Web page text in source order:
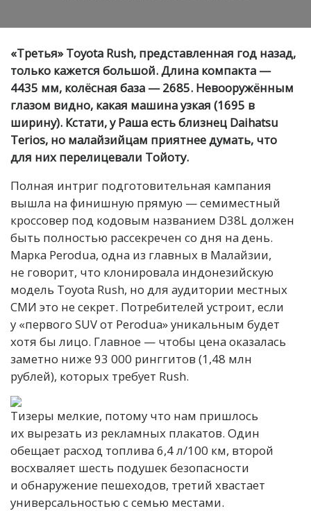
«Третья» Toyota Rush, представленная год назад,
только кажется большой. Длина компакта —
4435 мм, колёсная база — 2685. Невооружённым
глазом видно, какая машина узкая (1695 в
ширину). Кстати, у Раша есть близнец Daihatsu
Terios, но малайзийцам приятнее думать, что
для них перелицевали Тойоту.
Полная интриг подготовительная кампания
вышла на финишную прямую — семиместный
кроссовер под кодовым названием D38L должен
быть полностью рассекречен со дня на день.
Марка Perodua, одна из главных в Малайзии,
не говорит, что клонировала индонезийскую
модель Toyota Rush, но для аудитории местных
СМИ это не секрет. Потребителей устроит, если
у «первого SUV от Perodua» уникальным будет
хотя бы лицо. Главное — чтобы цена оказалась
заметно ниже 93 000 ринггитов (1,48 млн
рублей), которых требует Rush.
Тизеры мелкие, потому что нам пришлось
их вырезать из рекламных плакатов. Один
обещает расход топлива 6,4 л/100 км, второй
восхваляет шесть подушек безопасности
и обнаружение пешеходов, третий хвастает
универсальностью с семью местами.